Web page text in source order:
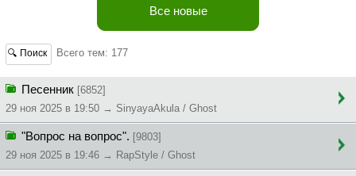
Все новые
🔍 Поиск Всего тем: 177
Песенник [6852]
29 ноя 2025 в 19:50 → SinyayaAkula / Ghost
"Вопрос на вопрос". [9803]
29 ноя 2025 в 19:46 → RapStyle / Ghost